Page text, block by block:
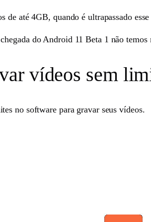
de até 4GB, quando é ultrapassado
do Android 11 Beta 1 não temos
vídeos sem
no software para gravar seus vídeos.